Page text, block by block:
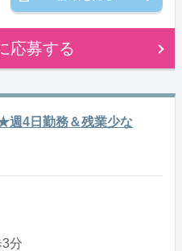
応募する
4日勤務＆残業少な
分